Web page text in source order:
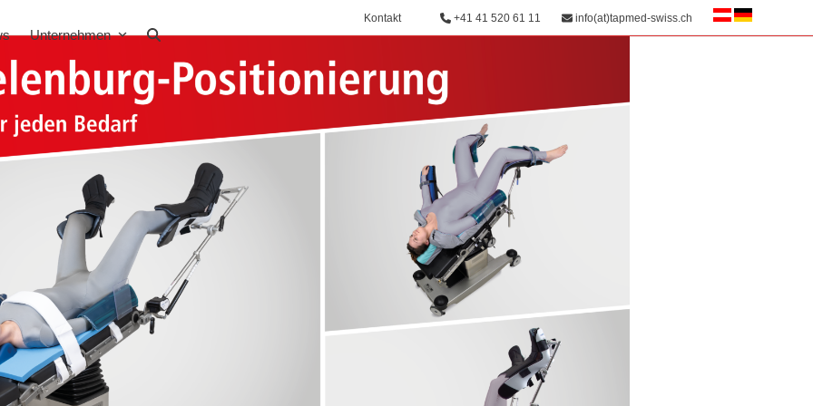
Kontakt +41 41 520 61 11 info(at)tapmed-swiss.ch
Unternehmen